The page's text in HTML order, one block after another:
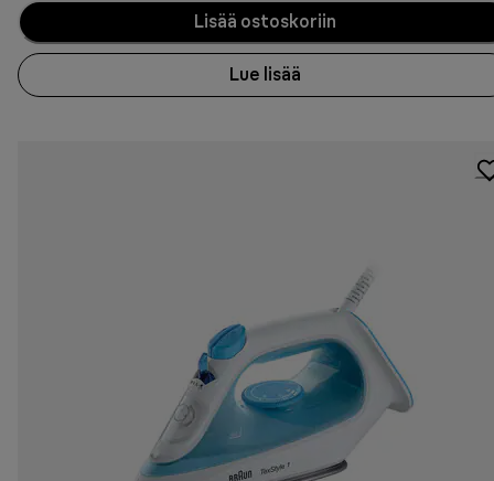
Lisää ostoskoriin
Lue lisää